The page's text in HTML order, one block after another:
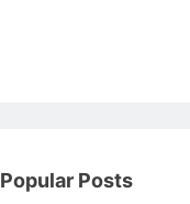
Popular Posts